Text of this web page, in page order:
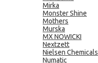
Mirka
Monster Shine
Mothers
Murska
MX NOWICKI
Nextzett
Nielsen Chemicals
Numatic